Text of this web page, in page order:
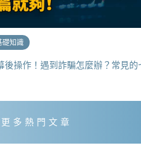
礎知識
後操作！遇到詐騙怎麼辦？常見的
多熱門文章